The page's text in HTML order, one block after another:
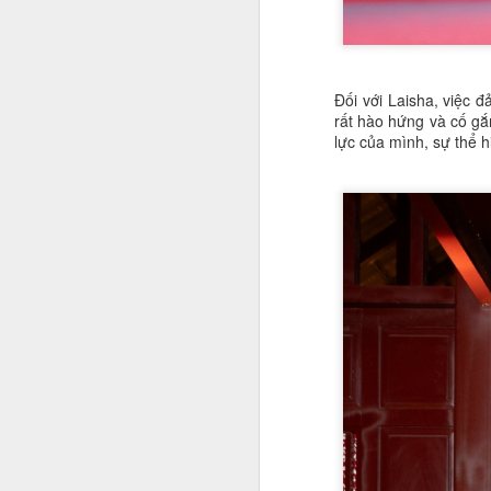
Đối với Laisha, việc
rất hào hứng và cố
lực của mình, sự thể